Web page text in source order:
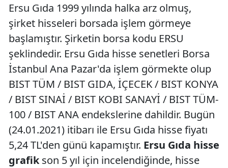
Ersu Gıda 1999 yılında halka arz olmuş,
şirket hisseleri borsada işlem görmeye
başlamıştır. Şirketin borsa kodu ERSU
şeklindedir. Ersu Gıda hisse senetleri Borsa
İstanbul Ana Pazar'da işlem görmekte olup
BIST TÜM / BIST GIDA, İÇECEK / BIST KONYA
/ BIST SINAİ / BIST KOBI SANAYİ / BIST TÜM-
100 / BIST ANA endekslerine dahildir. Bugün
(24.01.2021) itibarı ile Ersu Gıda hisse fiyatı
5,24 TL'den günü kapamıştır. Ersu Gıda hisse
grafikson 5 yıl için incelendiğinde, hisse